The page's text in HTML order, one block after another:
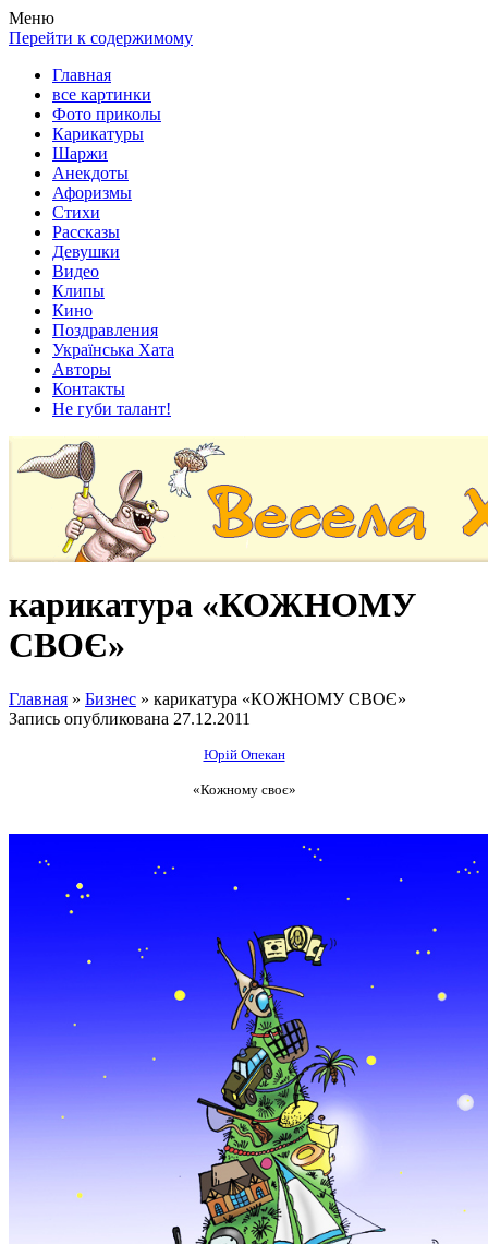
Весела хата — прикольные картинки, смешные истории,
клипы!
Покажем всем ваши фото приколы, карикатуры, шаржи, стихи,
рассказы, видео и песни!
Меню
Перейти к содержимому
Главная
все картинки
Фото приколы
Карикатуры
Шаржи
Анекдоты
Афоризмы
Стихи
Рассказы
Девушки
Видео
Клипы
Кино
Поздравления
Українська Хата
Авторы
Контакты
Не губи талант!
карикатура «КОЖНОМУ
СВОЄ»
Главная » Бизнес » карикатура «КОЖНОМУ СВОЄ»
Запись опубликована 27.12.2011
Юрій Опекан
«Кожному своє»